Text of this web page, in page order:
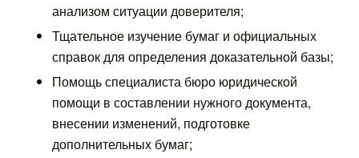
анализом ситуации доверителя;
Тщательное изучение бумаг и официальных
справок для определения доказательной базы;
Помощь специалиста бюро юридической
помощи в составлении нужного документа,
внесении изменений, подготовке
дополнительных бумаг;